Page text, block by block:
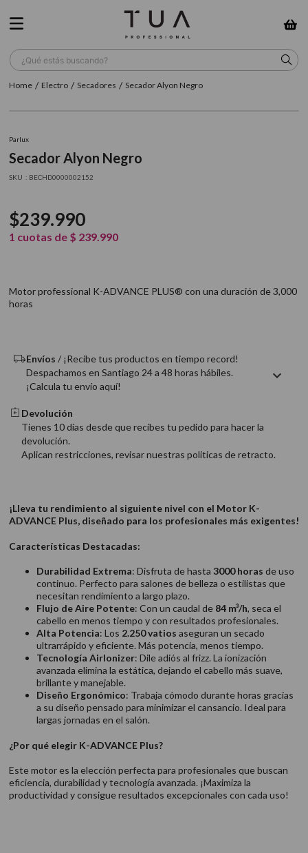
¿Qué estás buscando?
Electro Secadores Secador Alyon Negro
Parlux
Secador Alyon Negro
: BECHD0000002152
$239.990
1 cuotas de $ 239.990
Motor professional K-ADVANCE PLUS® con una duración de 3,000
horas
Envíos / ¡Recibe tus productos en tiempo record!
Despachamos en Santiago 24 a 48 horas hábiles.
¡Calcula tu envío aquí!
Devolución
Tienes 10 días desde que recibes tu pedido para hacer la
devolución.
Aplican restricciones, revisar nuestras politicas de retracto.
¡Lleva tu rendimiento al siguiente nivel con el Motor K-
ADVANCE Plus, diseñado para los profesionales más exigentes!
Características Destacadas:
Durabilidad Extrema: Disfruta de hasta 3000 horas de uso
continuo. Perfecto para salones de belleza o estilistas que
necesitan rendimiento a largo plazo.
Flujo de Aire Potente: Con un caudal de 84 m³/h, seca el
cabello en menos tiempo y con resultados profesionales.
Alta Potencia: Los 2.250 vatios aseguran un secado
ultrarrápido y eficiente. Más potencia, menos tiempo.
Tecnología AirIonizer: Dile adiós al frizz. La ionización
avanzada elimina la estática, dejando el cabello más suave,
brillante y manejable.
Diseño Ergonómico: Trabaja cómodo durante horas gracias
a su diseño pensado para minimizar el cansancio. Ideal para
largas jornadas en el salón.
¿Por qué elegir K-ADVANCE Plus?
Este motor es la elección perfecta para profesionales que buscan
eficiencia, durabilidad y tecnología avanzada. ¡Maximiza la
productividad y consigue resultados excepcionales con cada uso!
TÉRMINOS MÁS BUSCADOS
5. cepillo
6. gama
8. loreal